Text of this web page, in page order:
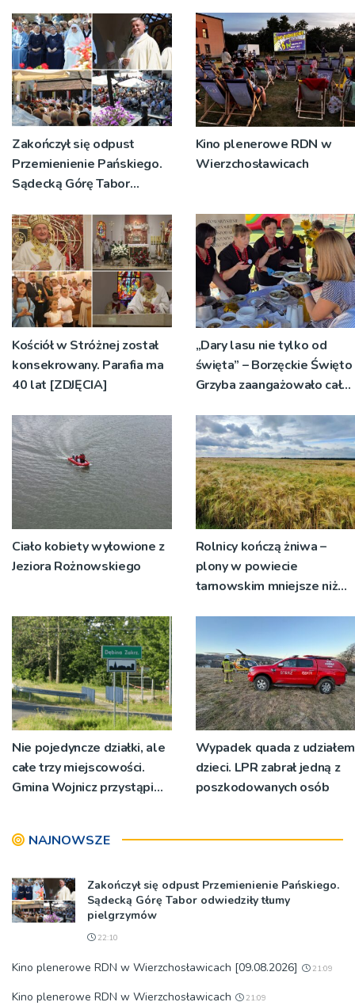
Zakończył się odpust
Przemienienie Pańskiego.
Sądecką Górę Tabor
pielgrzymów
Kino plenerowe RDN w
Wierzchosławicach
Kościół w Stróżnej został
konsekrowany. Parafia ma
40 lat [ZDJĘCIA]
„Dary lasu nie tylko od
święta” – Borzęckie Święto
Grzyba zaangażowało całe
Ciało kobiety wyłowione z
Jeziora Rożnowskiego
Rolnicy kończą żniwa –
plony w powiecie
tarnowskim mniejsze niż
Nie pojedyncze działki, ale
całe trzy miejscowości.
Gmina Wojnicz przystąpi
Wypadek quada z udziałem
dzieci. LPR zabrał jedną z
poszkodowanych osób
NAJNOWSZE
Zakończył się odpust Przemienienie Pańskiego.
Sądecką Górę Tabor odwiedziły tłumy
pielgrzymów
22:10
Kino plenerowe RDN w Wierzchosławicach [09.08.2026] 21:09
Kino plenerowe RDN w Wierzchosławicach 21:09